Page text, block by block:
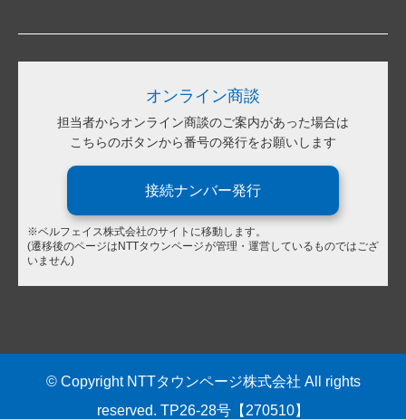
オンライン商談
担当者からオンライン商談のご案内があった場合は
こちらのボタンから番号の発行をお願いします
接続ナンバー発行
※ベルフェイス株式会社のサイトに移動します。
(遷移後のページはNTTタウンページが管理・運営しているものではござ
いません)
© Copyright NTTタウンページ株式会社 All rights
reserved. TP26-28号【270510】